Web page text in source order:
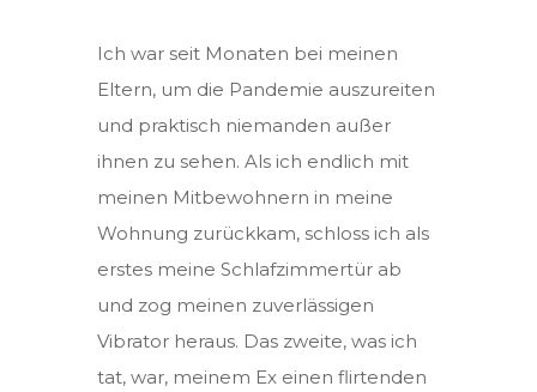
Ich war seit Monaten bei meinen
Eltern, um die Pandemie auszureiten
und praktisch niemanden außer
ihnen zu sehen. Als ich endlich mit
meinen Mitbewohnern in meine
Wohnung zurückkam, schloss ich als
erstes meine Schlafzimmertür ab
und zog meinen zuverlässigen
Vibrator heraus. Das zweite, was ich
tat, war, meinem Ex einen flirtenden